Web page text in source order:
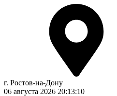
г. Ростов-на-Дону
06 августа 2026 20:13:10